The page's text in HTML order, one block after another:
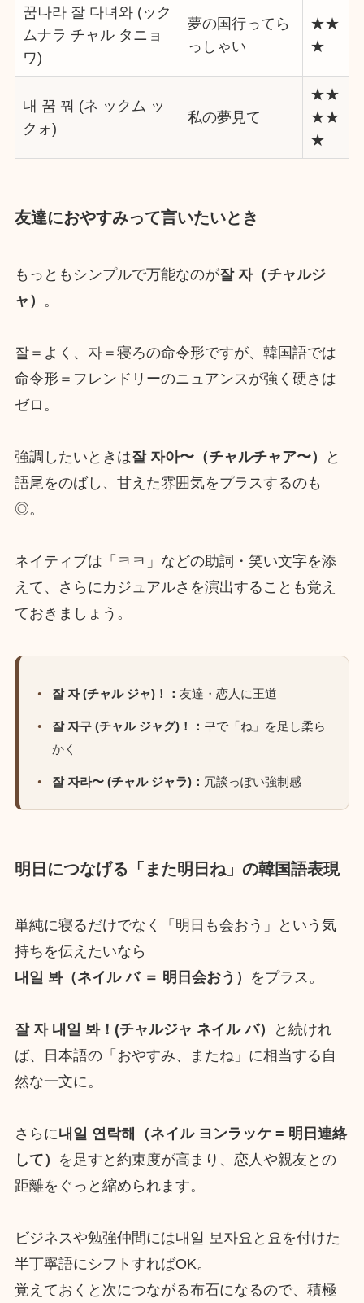
꿈나라 잘 다녀와 (ック
ムナラ チャル タニョ
ワ)
夢の国行ってら
っしゃい
★★
★
내 꿈 꿔 (ネ ックム ッ
クォ)
私の夢見て
★★
★★
★
友達におやすみって言いたいとき
もっともシンプルで万能なのが잘 자（チャルジ
ャ ） 。
잘＝よく、자＝寝ろの命令形ですが、韓国語では
命令形＝フレンドリーのニュアンスが強く硬さは
ゼロ。
強調したいときは잘 자아〜（チャルチャア〜）
と
語尾をのばし、甘えた雰囲気をプラスするのも
◎。
ネイティブは「ㅋㅋ」などの助詞・笑い文字を添
えて、さらにカジュアルさを演出することも覚え
ておきましょう。
잘 자 (チャル ジャ)！： 友達・恋人に王道
잘 자구 (チャル ジャグ)！： 구で「ね」を足し柔ら
かく
잘 자라〜 (チャル ジャラ)： 冗談っぽい強制感
明日につなげる「また明日ね」の韓国語表現
単純に寝るだけでなく「明日も会おう」という気
持ちを伝えたいなら
내일 봐（ネイル バ ＝ 明日会おう）
をプラス。
잘 자 내일 봐！(チャルジャ ネイル バ）
と続けれ
ば、日本語の「おやすみ、またね」に相当する自
然な一文に。
さらに내일 연락해（ネイル ヨンラッケ = 明日連絡
して）
を足すと約束度が高まり、恋人や親友との
距離をぐっと縮められます。
ビジネスや勉強仲間には내일 보자요と요を付けた
半丁寧語にシフトすればOK。
覚えておくと次につながる布石になるので、積極